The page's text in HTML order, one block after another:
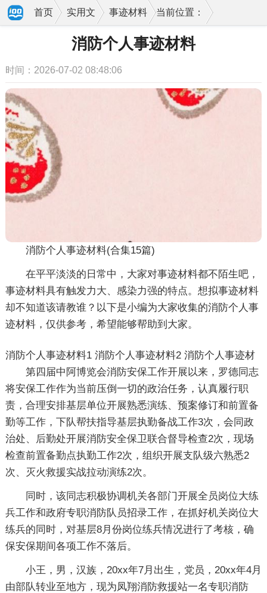
当前位置：
首页 实用文 事迹材料
消防个人事迹材料
时间：2026-07-02 08:48:06
消防个人事迹材料(合集15篇)
在平平淡淡的日常中，大家对事迹材料都不陌生吧，
事迹材料具有触发力大、感染力强的特点。想拟事迹材料
却不知道该请教谁？以下是小编为大家收集的消防个人事
迹材料，仅供参考，希望能够帮助到大家。
消防个人事迹材料1
第四届中阿博览会消防安保工作开展以来，罗德同志
将安保工作作为当前压倒一切的政治任务，认真履行职
责，合理安排基层单位开展熟悉演练、预案修订和前置备
勤等工作，下队帮扶指导基层执勤备战工作3次，会同政
治处、后勤处开展消防安全保卫联合督导检查2次，现场
检查前置备勤点执勤工作2次，组织开展支队级六熟悉2
次、灭火救援实战拉动演练2次。
同时，该同志积极协调机关各部门开展全员岗位大练
兵工作和政府专职消防队员招录工作，在抓好机关岗位大
练兵的同时，对基层8月份岗位练兵情况进行了考核，确
保安保期间各项工作不落后。
消防个人事迹材料2
小王，男，汉族，20xx年7月出生，党员，20xx年4月
由部队转业至地方，现为凤翔消防救援站一名专职消防
消防个人事迹材